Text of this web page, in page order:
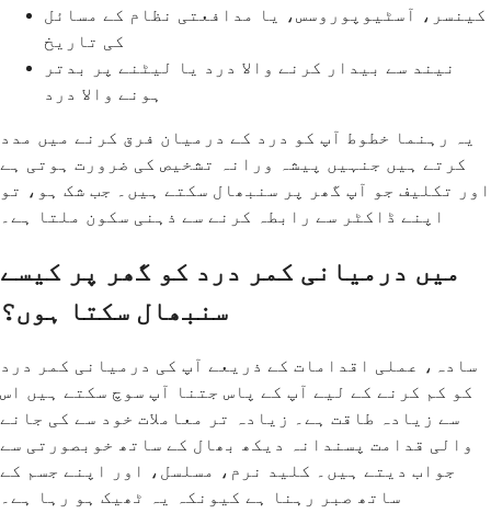
کینسر، آسٹیوپوروسس، یا مدافعتی نظام کے مسائل
کی تاریخ
نیند سے بیدار کرنے والا درد یا لیٹنے پر بدتر
ہونے والا درد
یہ رہنما خطوط آپ کو درد کے درمیان فرق کرنے میں مدد
کرتے ہیں جنہیں پیشہ ورانہ تشخیص کی ضرورت ہوتی ہے
اور تکلیف جو آپ گھر پر سنبھال سکتے ہیں۔ جب شک ہو، تو
اپنے ڈاکٹر سے رابطہ کرنے سے ذہنی سکون ملتا ہے۔
میں درمیانی کمر درد کو گھر پر کیسے
سنبھال سکتا ہوں؟
سادہ، عملی اقدامات کے ذریعے آپ کی درمیانی کمر درد
کو کم کرنے کے لیے آپ کے پاس جتنا آپ سوچ سکتے ہیں اس
سے زیادہ طاقت ہے۔ زیادہ تر معاملات خود سے کی جانے
والی قدامت پسندانہ دیکھ بھال کے ساتھ خوبصورتی سے
جواب دیتے ہیں۔ کلید نرم، مسلسل، اور اپنے جسم کے
ساتھ صبر رہنا ہے کیونکہ یہ ٹھیک ہو رہا ہے۔